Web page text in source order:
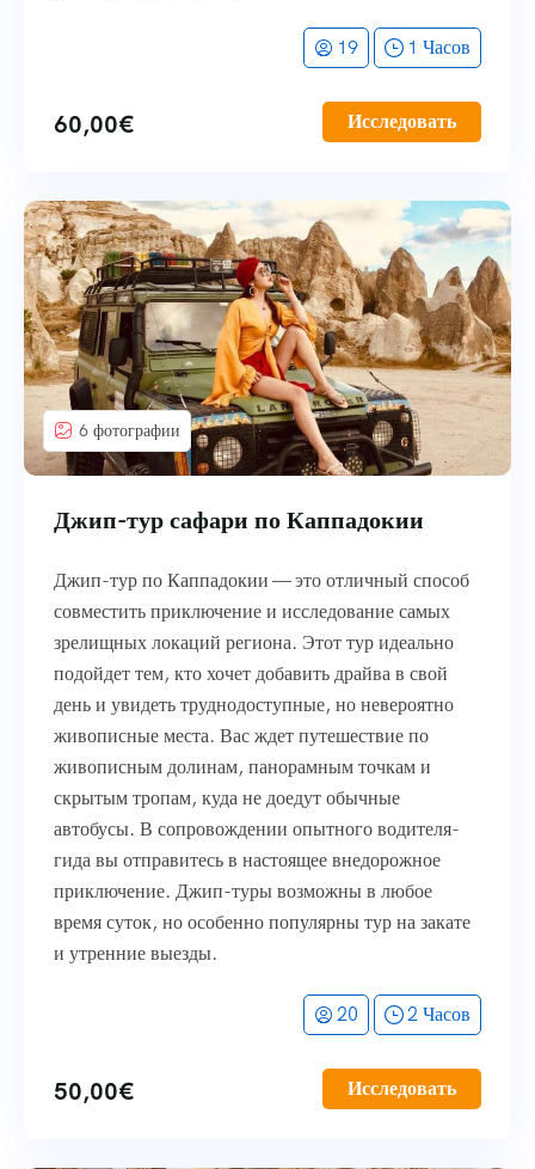
19 1 Часов
60,00€ Исследовать
6 фотографии
Джип-тур сафари по Каппадокии
Джип-тур по Каппадокии — это отличный способ
совместить приключение и исследование самых
зрелищных локаций региона. Этот тур идеально
подойдет тем, кто хочет добавить драйва в свой
день и увидеть труднодоступные, но невероятно
живописные места. Вас ждет путешествие по
живописным долинам, панорамным точкам и
скрытым тропам, куда не доедут обычные
автобусы. В сопровождении опытного водителя-
гида вы отправитесь в настоящее внедорожное
приключение. Джип-туры возможны в любое
время суток, но особенно популярны тур на закате
и утренние выезды.
20 2 Часов
50,00€ Исследовать